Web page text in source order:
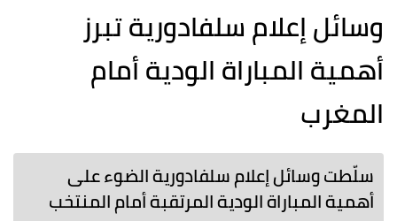
وسائل إعلام سلفادورية تبرز
أهمية المباراة الودية أمام
المغرب
سلّطت وسائل إعلام سلفادورية الضوء على
أهمية المباراة الودية المرتقبة أمام المنتخب